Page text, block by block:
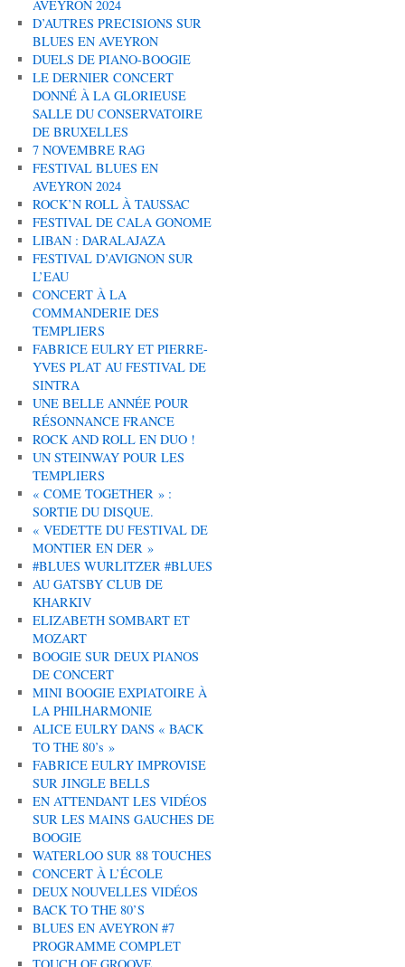
AVEYRON 2024
D’AUTRES PRECISIONS SUR
BLUES EN AVEYRON
DUELS DE PIANO-BOOGIE
LE DERNIER CONCERT
DONNÉ À LA GLORIEUSE
SALLE DU CONSERVATOIRE
DE BRUXELLES
7 NOVEMBRE RAG
FESTIVAL BLUES EN
AVEYRON 2024
ROCK’N ROLL À TAUSSAC
FESTIVAL DE CALA GONOME
LIBAN : DARALAJAZA
FESTIVAL D’AVIGNON SUR
L’EAU
CONCERT À LA
COMMANDERIE DES
TEMPLIERS
FABRICE EULRY ET PIERRE-
YVES PLAT AU FESTIVAL DE
SINTRA
UNE BELLE ANNÉE POUR
RÉSONNANCE FRANCE
ROCK AND ROLL EN DUO !
UN STEINWAY POUR LES
TEMPLIERS
« COME TOGETHER » :
SORTIE DU DISQUE.
« VEDETTE DU FESTIVAL DE
MONTIER EN DER »
#BLUES WURLITZER #BLUES
AU GATSBY CLUB DE
KHARKIV
ELIZABETH SOMBART ET
MOZART
BOOGIE SUR DEUX PIANOS
DE CONCERT
MINI BOOGIE EXPIATOIRE À
LA PHILHARMONIE
ALICE EULRY DANS « BACK
TO THE 80’s »
FABRICE EULRY IMPROVISE
SUR JINGLE BELLS
EN ATTENDANT LES VIDÉOS
SUR LES MAINS GAUCHES DE
BOOGIE
WATERLOO SUR 88 TOUCHES
CONCERT À L’ÉCOLE
DEUX NOUVELLES VIDÉOS
BACK TO THE 80’S
BLUES EN AVEYRON #7
PROGRAMME COMPLET